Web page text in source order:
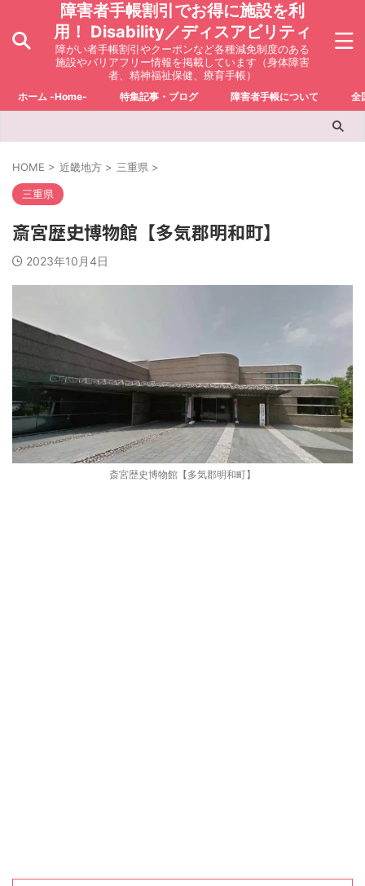
障害者手帳割引でお得に施設を利
用！ Disability／ディスアビリティ
障がい者手帳割引やクーポンなど各種減免制度のある
施設やバリアフリー情報を掲載しています（身体障害
者、精神福祉保健、療育手帳）
ホーム -Home- 特集記事・ブログ 障害者手帳について 全
HOME > 近畿地方 > 三重県 >
三重県
斎宮歴史博物館【多気郡明和町】
2023年10月4日
斎宮歴史博物館【多気郡明和町】